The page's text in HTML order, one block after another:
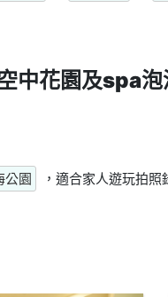
中花園及spa泡
公園
，適合家人遊玩拍